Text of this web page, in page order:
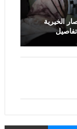
الخيرية